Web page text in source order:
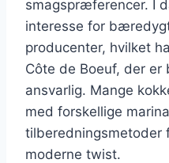
smagspræferencer. I
interesse for
producenter, hvilket
Côte de Boeuf, der
ansvarlig. Mange
med forskellige
tilberedningsmetoder
moderne twist.